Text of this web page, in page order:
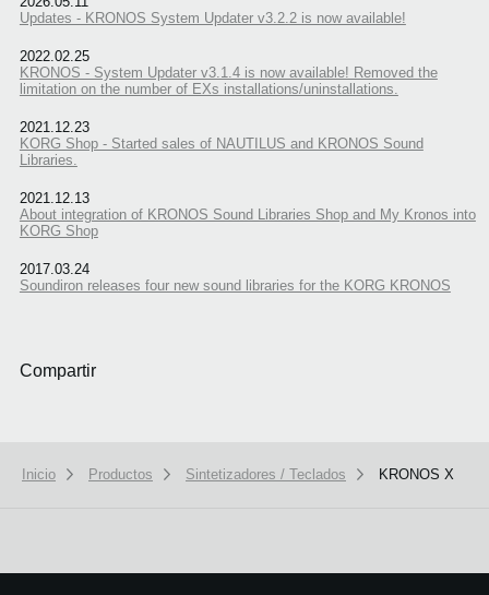
Updates - KRONOS System Updater v3.2.2 is now available!
2022.02.25
KRONOS - System Updater v3.1.4 is now available! Removed the
limitation on the number of EXs installations/uninstallations.
2021.12.23
KORG Shop - Started sales of NAUTILUS and KRONOS Sound
Libraries.
2021.12.13
About integration of KRONOS Sound Libraries Shop and My Kronos into
KORG Shop
2017.03.24
Soundiron releases four new sound libraries for the KORG KRONOS
Compartir
Inicio Productos Sintetizadores / Teclados KRONOS X